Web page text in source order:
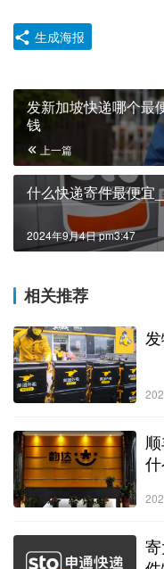
生成海报
发新加坡快递哪个最
钱
上一篇
什么快递寄件最便宜
2024年9月4日 pm3:47
相关推荐